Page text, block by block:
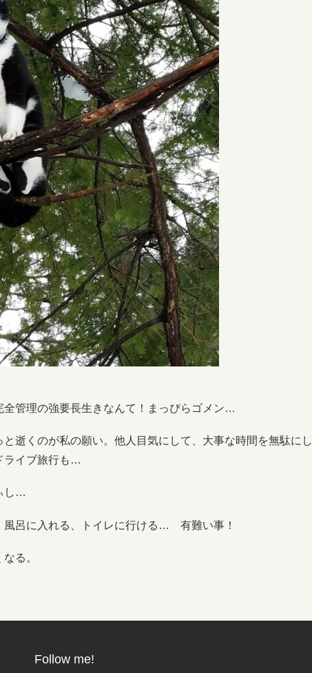
管理の強要長生きなんて！まっぴらゴメン…
逝くのが私の願い。他人目気にして、大事な時間を無駄にし
ライブ旅行も…
し…
風呂に入れる、トイレに行ける… 有難い事！
る。
Follow me!